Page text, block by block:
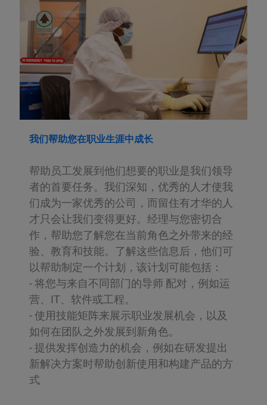
我们帮助您在职业生涯中成长
帮助员工发展到他们想要的职业是我们领导
者的首要任务。我们深知，优秀的人才使我
们成为一家优秀的公司，而留住有才华的人
才只会让我们变得更好。经理与您密切合
作，帮助您了解您在当前角色之外带来的经
验、教育和技能。了解这些信息后，他们可
以帮助制定一个计划，该计划可能包括：
- 将您与来自不同部门的导师 配对，例如运
营、IT、软件或工程。
- 使用技能矩阵来展示职业发展机会，以及
如何在团队之外发展到新角色。
- 提供发挥创造力的机会，例如在研发提出
新解决方案时帮助创新使用和构建产品的方
式